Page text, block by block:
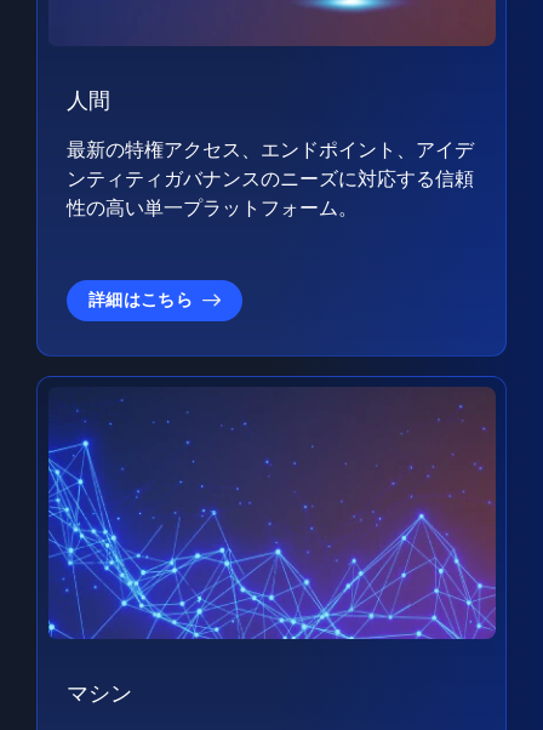
人間
最新の特権アクセス、エンドポイント、アイデ
ンティティガバナンスのニーズに対応する信頼
性の高い単一プラットフォーム。
詳細はこちら
マシン